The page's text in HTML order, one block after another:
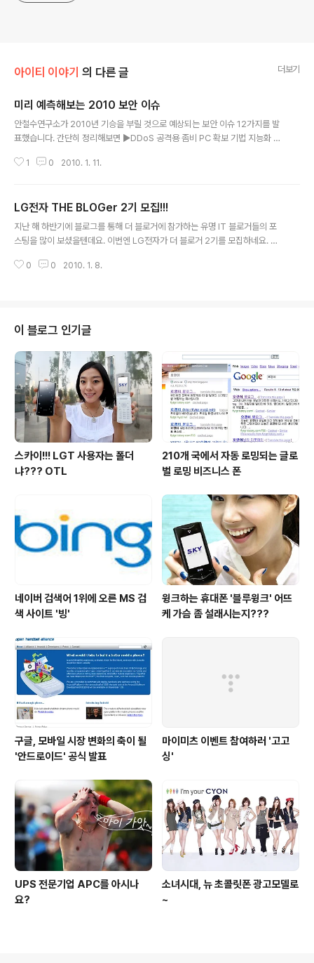
아이티 이야기 의 다른 글 더보기
미리 예측해보는 2010 보안 이슈
안철수연구소가 2010년 기승을 부릴 것으로 예상되는 보안 이슈 12가지를 발
표했습니다. 간단히 정리해보면 ▶DDoS 공격용 좀비 PC 확보 기법 지능화 ▶
▶웹사이트와 스팸 메일이 결합한 위협 증가 ▶SNS를 이용한 공격 확산 ▶VoI
인 게임 해킹 증가. 이렇게 12 가지인데요. 이중 '스마트폰 공격 위협 본격화'와
'SNS를 이용한 공격 확산', '윈도우7 취약점 공격 증가' 등은 기존엔 찾아볼 수
없던 내용이라 특히 눈길이 가네요. 잘 검토해 보시고 미리미리 대응할 수 있으..
1 0 2010. 1. 11.
LG전자 THE BLOGer 2기 모집!!!
지난 해 하반기에 블로그를 통해 더 블로거에 참가하는 유명 IT 블로거들의 포
스팅을 많이 보셨을텐데요. 이번엔 LG전자가 더 블로거 2기를 모집하네요. 모
하여 옮겨봅니다. 총 12명을 뽑고 있고요. 6개월간 활동하게 된다네요. 모집 요
포함해 총 15명임.) 자 격 요 건 : 1) 개인 블로그, SNS를 열정적으로 운영하시
는 분 2) 전자제품..
0 0 2010. 1. 8.
이 블로그 인기글
스카이!!! LGT 사용자는 폴더
냐??? OTL
210개 국에서 자동 로밍되는 글로
벌 로밍 비즈니스 폰
네이버 검색어 1위에 오른 MS 검
색 사이트 '빙'
윙크하는 휴대폰 '블루윙크' 어뜨
케 가슴 좀 설래시는지???
구글, 모바일 시장 변화의 축이 될
'안드로이드' 공식 발표
마이미츠 이벤트 참여하러 '고고
싱'
UPS 전문기업 APC를 아시나
요?
소녀시대, 뉴 초콜릿폰 광고모델로
~